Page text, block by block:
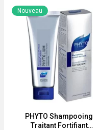
SPRAY
"ANTICHUTE"
PHYTO Shampooing
Traitant Fortifiant
Nouveau